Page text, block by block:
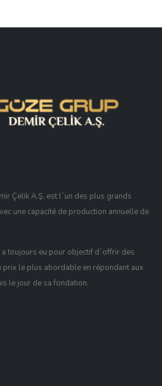
Çelik A.Ş. est l`un des plus grands
une capacité de production annuelle de
a toujours eu pour objectif d`offrir des
prix le plus abordable en répondant aux
le jour de sa fondation.